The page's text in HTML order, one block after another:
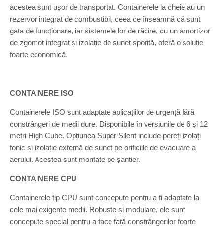
acestea sunt ușor de transportat. Containerele la cheie au un
rezervor integrat de combustibil, ceea ce înseamnă că sunt
gata de funcționare, iar sistemele lor de răcire, cu un amortizor
de zgomot integrat și izolație de sunet sporită, oferă o soluție
foarte economică.
CONTAINERE ISO
Containerele ISO sunt adaptate aplicațiilor de urgență fără
constrângeri de medii dure. Disponibile în versiunile de 6 și 12
metri High Cube. Opțiunea Super Silent include pereți izolați
fonic și izolație externă de sunet pe orificiile de evacuare a
aerului. Acestea sunt montate pe șantier.
CONTAINERE CPU
Containerele tip CPU sunt concepute pentru a fi adaptate la
cele mai exigente medii. Robuste și modulare, ele sunt
concepute special pentru a face față constrângerilor foarte